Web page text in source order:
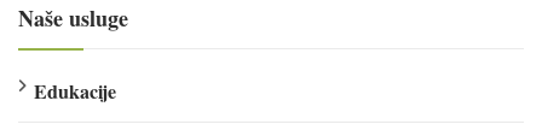
Naše usluge
Edukacije